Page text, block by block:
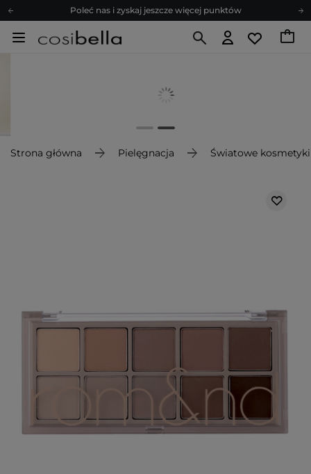
Poleć nas i zyskaj jeszcze więcej punktów
Zapisz się na newsletter pełen porad
Poleć nas i zyskaj jeszcze więcej punktów
Strona główna Pielęgnacja Światowe kosmetyki